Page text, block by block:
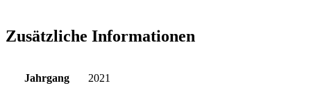
Zusätzliche Informationen
Jahrgang 2021